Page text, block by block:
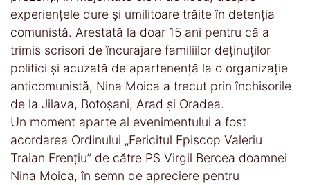
experiențele dure și umilitoare trăite în detenția
comunistă. Arestată la doar 15 ani pentru că a
trimis scrisori de încurajare familiilor deținuților
politici și acuzată de apartenență la o organizație
anticomunistă, Nina Moica a trecut prin închisorile
de la Jilava, Botoșani, Arad și Oradea.
Un moment aparte al evenimentului a fost
acordarea Ordinului „Fericitul Episcop Valeriu
Traian Frențiu” de către PS Virgil Bercea doamnei
Nina Moica, în semn de apreciere pentru